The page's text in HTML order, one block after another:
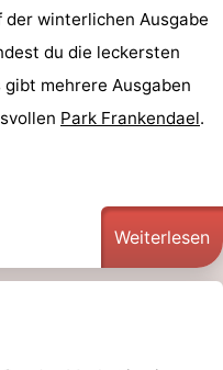
winterlichen Ausgabe
du die leckersten
mehrere Ausgaben
Park Frankendael.
Weiterlesen